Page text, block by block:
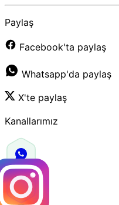
Paylaş
Facebook'ta paylaş
Whatsapp'da paylaş
X'te paylaş
Kanallarımız